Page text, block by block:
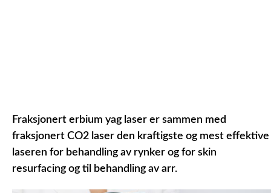
Fraksjonert erbium yag laser er sammen med
fraksjonert CO2 laser den kraftigste og mest effektive
laseren for behandling av rynker og for skin
resurfacing og til behandling av arr.